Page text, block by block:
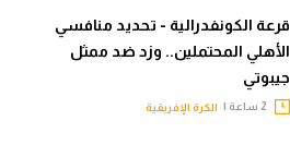
قرعة الكونفدرالية - تحديد منافسي
الأهلي المحتملين.. وزد ضد ممثل
جيبوتي
الكرة الإفريقية